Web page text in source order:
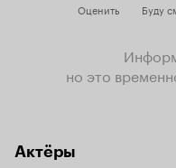
Оценить Буду
но это
Актёры